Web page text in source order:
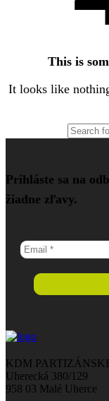
This is
It looks like
Prihláste sa na
žiadne zľavy.
KDM
Uherecká 380/129
958 03 Malé Uherce